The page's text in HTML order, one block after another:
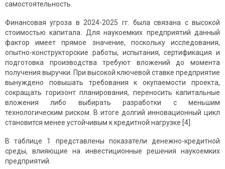
самостоятельность.
Финансовая угроза в 2024-2025 гг. была связана с высокой
стоимостью капитала. Для наукоемких предприятий данный
фактор имеет прямое значение, поскольку исследования,
опытно-конструкторские работы, испытания, сертификация и
подготовка производства требуют вложений до момента
получения выручки. При высокой ключевой ставке предприятие
вынуждено повышать требования к окупаемости проекта,
сокращать горизонт планирования, переносить капитальные
вложения либо выбирать разработки с меньшим
технологическим риском. В итоге долгий инновационный цикл
становится менее устойчивым к кредитной нагрузке [4].
В таблице 1 представлены показатели денежно-кредитной
среды, влияющие на инвестиционные решения наукоемких
предприятий.